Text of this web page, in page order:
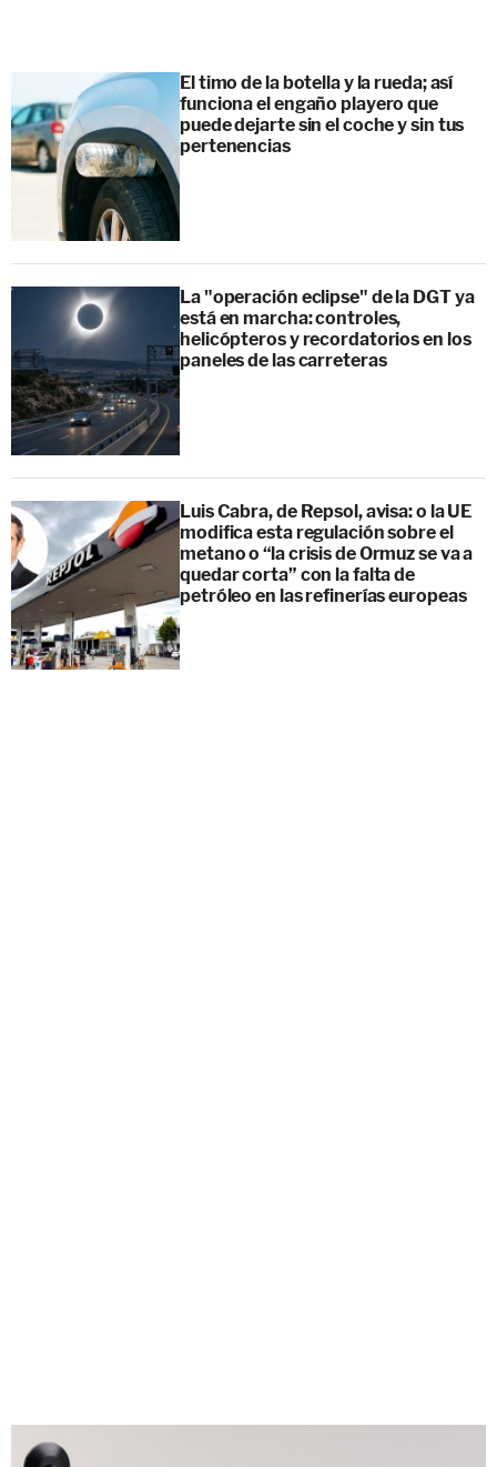
El timo de la botella y la rueda; así
funciona el engaño playero que
puede dejarte sin el coche y sin tus
pertenencias
La "operación eclipse" de la DGT ya
está en marcha: controles,
helicópteros y recordatorios en los
paneles de las carreteras
Luis Cabra, de Repsol, avisa: o la UE
modifica esta regulación sobre el
metano o “la crisis de Ormuz se va a
quedar corta” con la falta de
petróleo en las refinerías europeas